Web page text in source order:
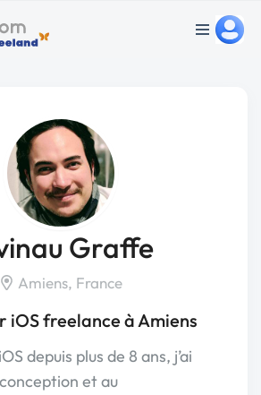
Graffe
Amiens, France
iOS freelance à Amiens
depuis plus de 8 ans, j’ai
et au